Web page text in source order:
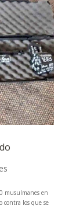
musulmanes en
contra los que se